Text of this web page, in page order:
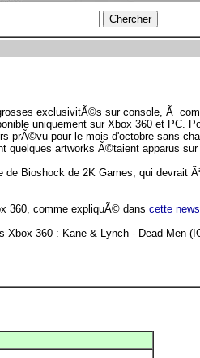
exclusivitÃ©s sur console, Ã
uniquement sur Xbox 360 et PC.
prÃ©vu pour le mois d'octobre sans
artworks Ã©taient apparus
Bioshock de 2K Games, qui devrait
360, comme expliquÃ© dans cette news
Xbox 360 : Kane & Lynch - Dead Men